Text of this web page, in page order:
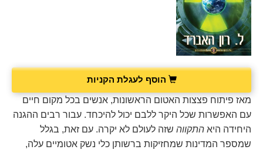
הוסף לעגלת הקניות
מאז פיתוח פצצות האטום הראשונות, אנשים בכל מקום חיים
עם האפשרות שכל היקר ללבם יכול להיכחד. עבור רבים ההגנה
היחידה היא התקווה שזה לעולם לא יקרה. עם זאת, בגלל
שמספר המדינות שמחזיקות ברשותן כלי נשק אטומיים עלה,